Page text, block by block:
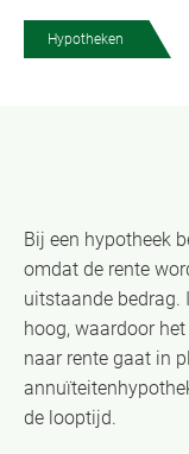
Hypotheken
Bij een hypotheek
omdat de rente
uitstaande bedrag.
hoog, waardoor
naar rente gaat in
de looptijd.